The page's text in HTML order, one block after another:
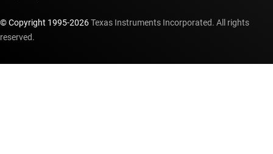
© Copyright 1995-2026Texas Instruments Incorporated. All rights
reserved.